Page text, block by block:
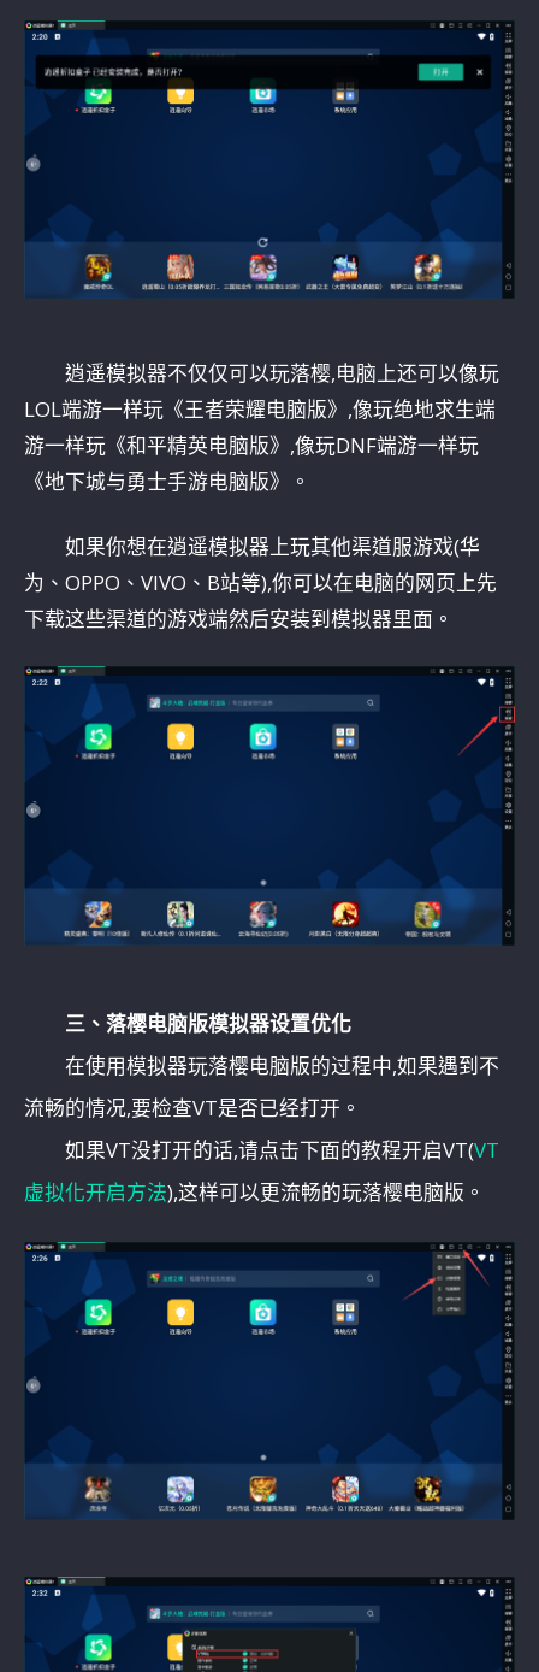
逍遥模拟器不仅仅可以玩落樱,电脑上还可以像玩
LOL端游一样玩《王者荣耀电脑版》,像玩绝地求生端
游一样玩《和平精英电脑版》,像玩DNF端游一样玩
《地下城与勇士手游电脑版》。
如果你想在逍遥模拟器上玩其他渠道服游戏(华
为、OPPO、VIVO、B站等),你可以在电脑的网页上先
下载这些渠道的游戏端然后安装到模拟器里面。
三、落樱电脑版模拟器设置优化
在使用模拟器玩落樱电脑版的过程中,如果遇到不
流畅的情况,要检查VT是否已经打开。
如果VT没打开的话,请点击下面的教程开启VT(VT
虚拟化开启方法),这样可以更流畅的玩落樱电脑版。